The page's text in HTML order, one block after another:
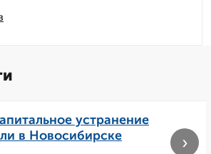
устранение
в Новосибирске
›